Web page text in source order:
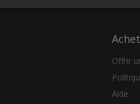
Offrir
Aide